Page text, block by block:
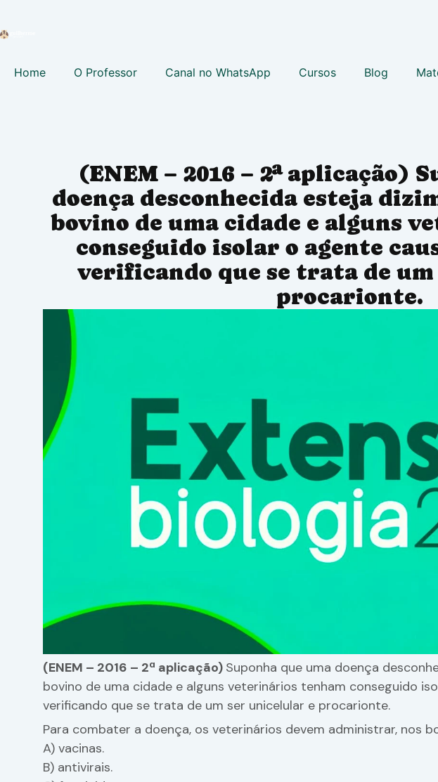
Home O Professor Canal no WhatsApp Cursos Blog
(ENEM – 2016 – 2ª aplicação)
doença desconhecida esteja
bovino de uma cidade e alguns
conseguido isolar o agente
verificando que se trata de
procarionte.
(ENEM – 2016 – 2ª aplicação) Suponha que uma doença
bovino de uma cidade e alguns veterinários tenham conseguido
verificando que se trata de um ser unicelular e procarionte.
Para combater a doença, os veterinários devem administrar, nos
A) vacinas.
B) antivirais.